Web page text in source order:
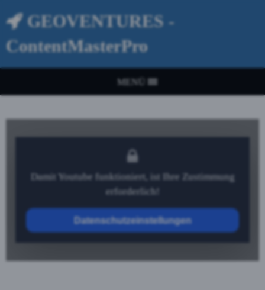
GEOVENTURES -
ContentMasterPro
MENÜ
Damit Youtube funktioniert, ist Ihre Zustimmung
erforderlich!
Datenschutzeinstellungen